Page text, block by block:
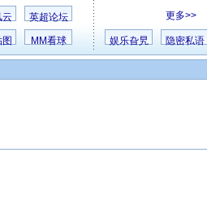
云 英超论坛
MM看球
更多>>
娱乐旮旯 隐密私语